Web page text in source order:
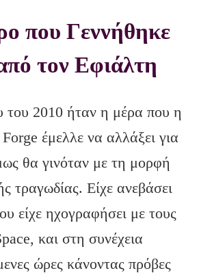
που Γεννήθηκε
τον Εφιάλτη
2010 ήταν η μέρα που η
έμελλε να αλλάξει για
θα γινόταν με τη μορφή
τραγωδίας. Είχε ανεβάσει
είχε ηχογραφήσει με τους
και στη συνέχεια
ώρες κάνοντας πρόβες